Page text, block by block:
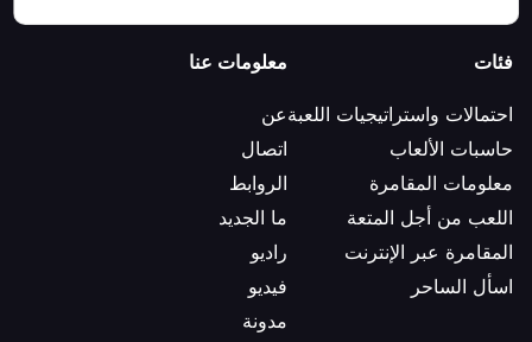
فئات
احتمالات واستراتيجيات اللعبة
حاسبات الألعاب
معلومات المقامرة
اللعب من أجل المتعة
المقامرة عبر الإنترنت
اسأل الساحر
معلومات عنا
عن
اتصال
الروابط
ما الجديد
راديو
فيديو
مدونة